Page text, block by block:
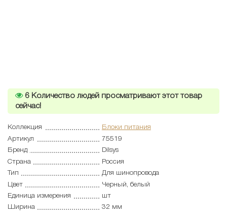
6 Количество людей просматривают этот товар
сейчас!
Коллекция
Блоки питания
Артикул
75519
Бренд
Dilsys
Страна
Россия
Тип
Для шинопровода
Цвет
Черный, белый
Единица измерения
шт
Ширина
32 мм